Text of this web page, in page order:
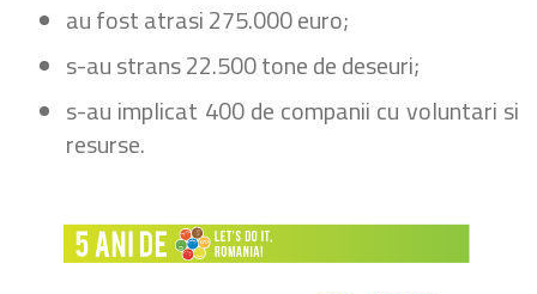
au fost atrasi 275.000 euro;
s-au strans 22.500 tone de deseuri;
s-au implicat 400 de companii cu voluntari si
resurse.